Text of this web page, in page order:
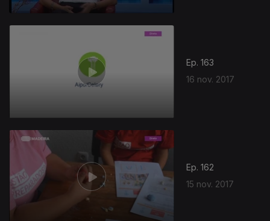
Ep. 163
16 nov. 2017
Ep. 162
15 nov. 2017